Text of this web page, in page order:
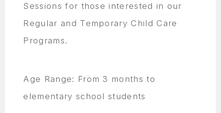
Sessions for those interested in our
Regular and Temporary Child Care
Programs.
Age Range: From 3 months to
elementary school students